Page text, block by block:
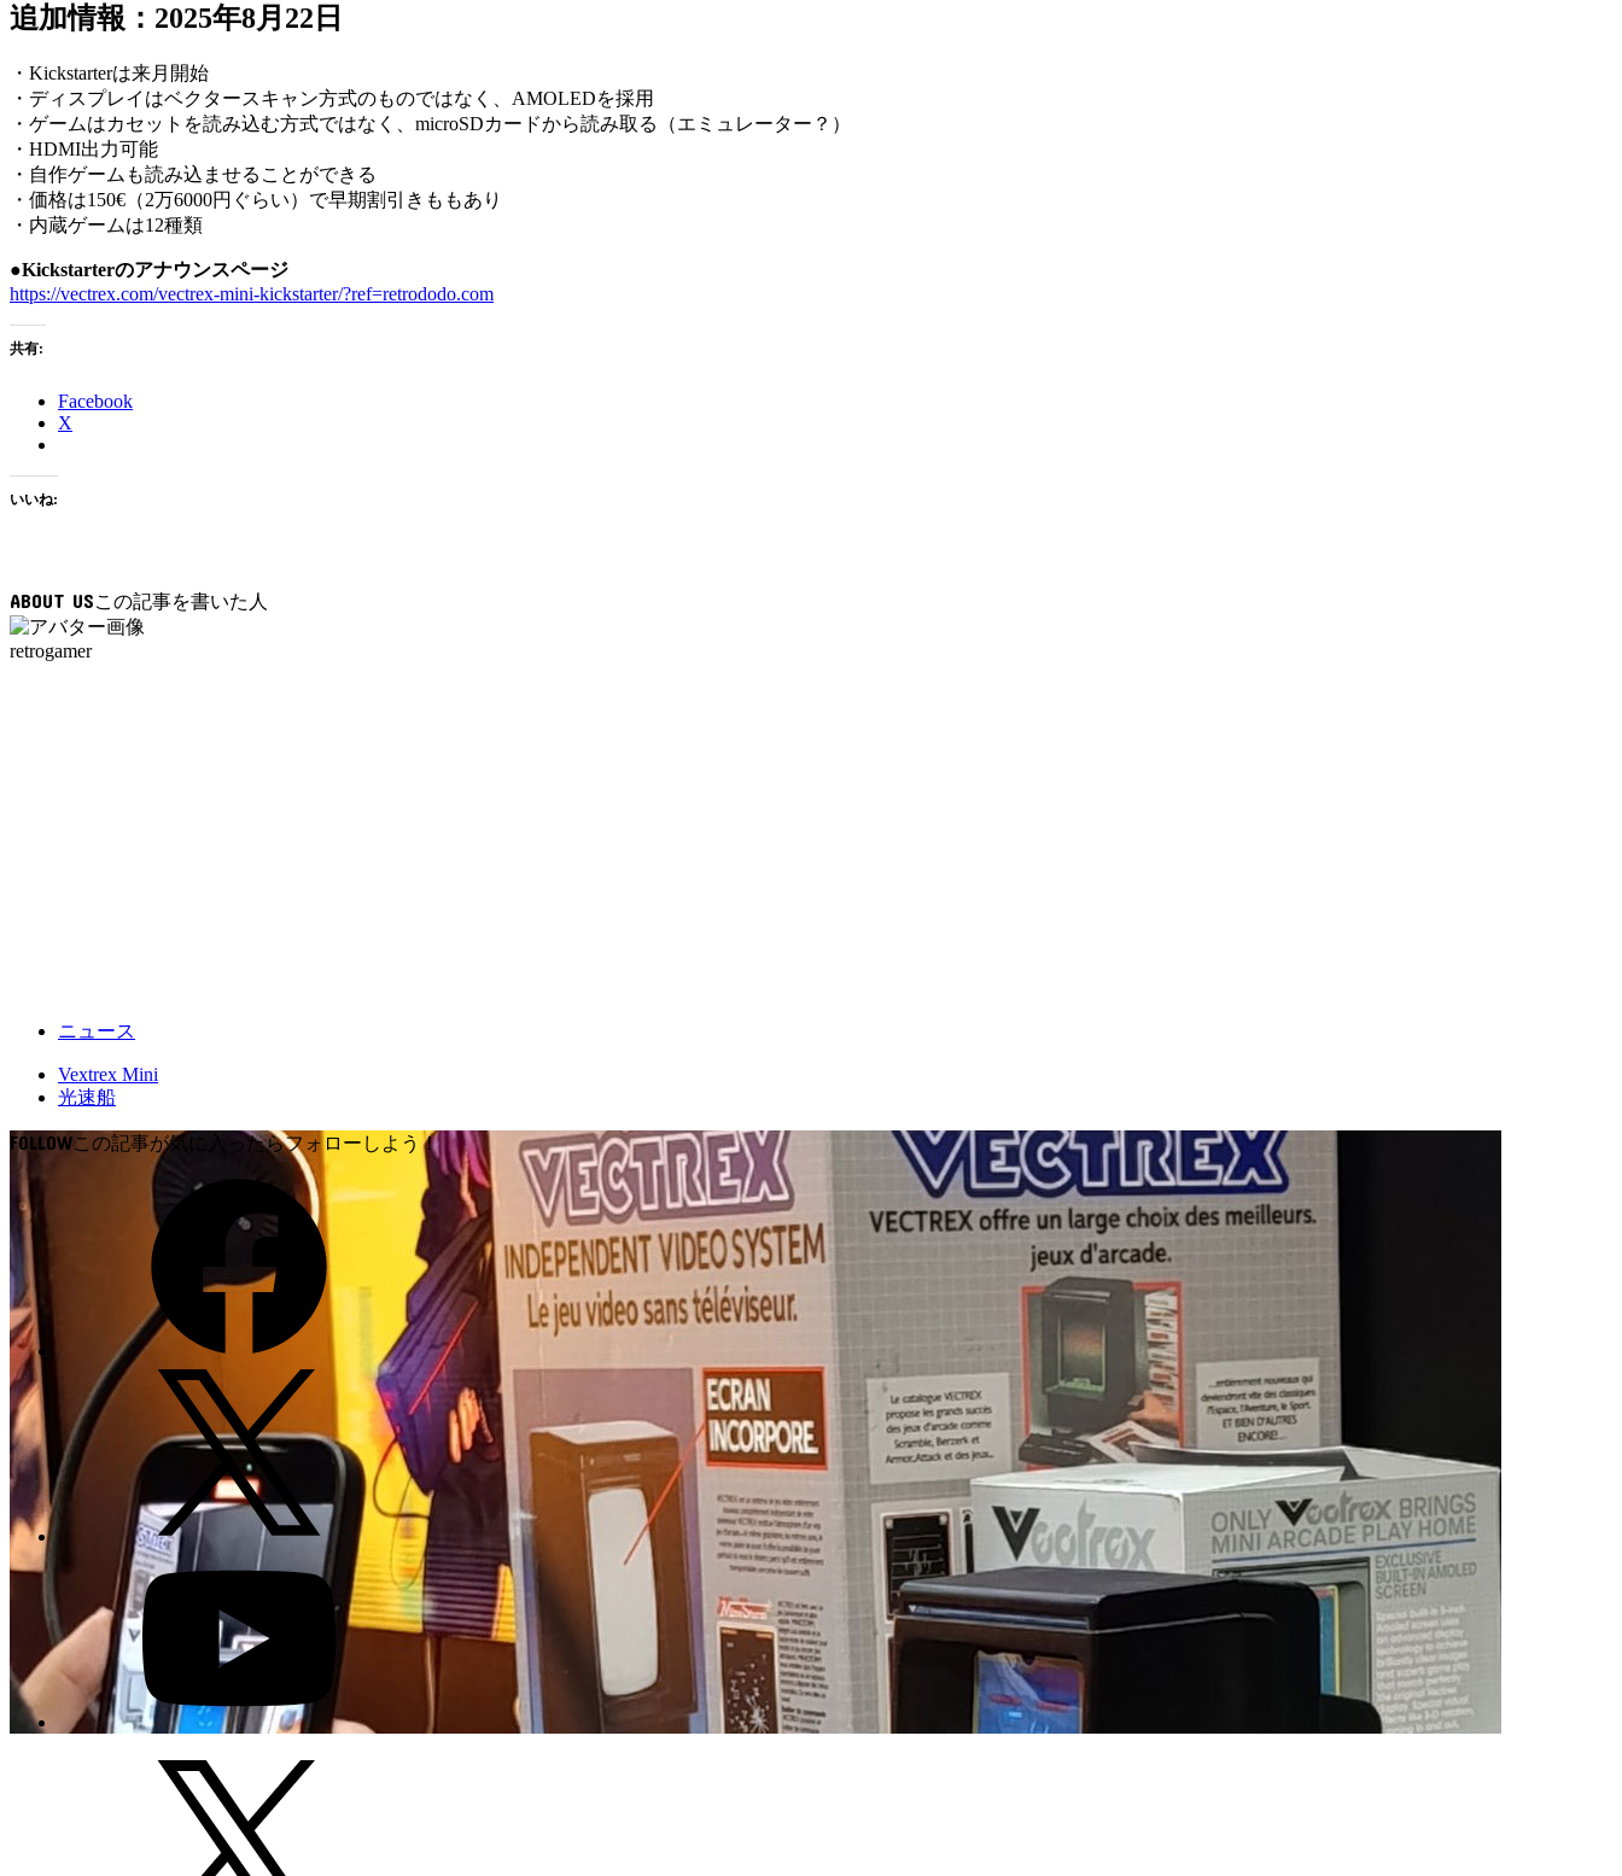
追加情報：2025年8月22日
・Kickstarterは来月開始
・ディスプレイはベクタースキャン方式のものではなく、AMOLEDを採用
・ゲームはカセットを読み込む方式ではなく、microSDカードから読み取る（エミュレーター？）
・HDMI出力可能
・自作ゲームも読み込ませることができる
・価格は150€（2万6000円ぐらい）で早期割引きももあり
・内蔵ゲームは12種類
●Kickstarterのアナウンスページ
https://vectrex.com/vectrex-mini-kickstarter/?ref=retrododo.com
共有:
Facebook
X
いいね:
ABOUT US
retrogamer
ニュース
Vextrex Mini
光速船
FOLLOW